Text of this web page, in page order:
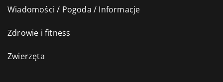
Wiadomości / Pogoda / Informacje
Zdrowie i fitness
Zwierzęta